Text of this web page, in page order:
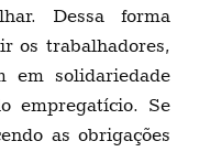
Dessa forma
os trabalhadores,
em solidariedade
empregatício. Se
as obrigações